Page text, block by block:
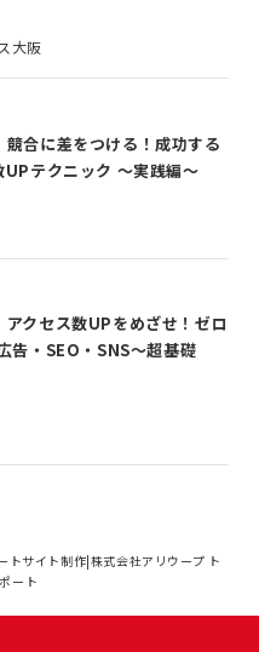
大阪
合に差をつける！成功する
UPテクニック 〜実践編〜
クセス数UPをめざせ！ゼロ
告・SEO・SNS〜超基礎
トサイト制作|株式会社アリウープ ト
ート